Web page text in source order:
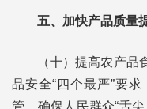
五、加快产品质量
（十）提高农产
品安全“四个最严”要
管，确保人民群众“舌